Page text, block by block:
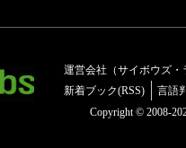
運営会社（サイボウズ・
新着ブック(RSS)
言語
Copyright © 2008-